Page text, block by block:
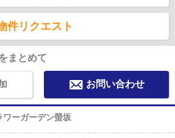
件リクエスト
まとめて
お問い合わせ
ワーガーデン螢坂